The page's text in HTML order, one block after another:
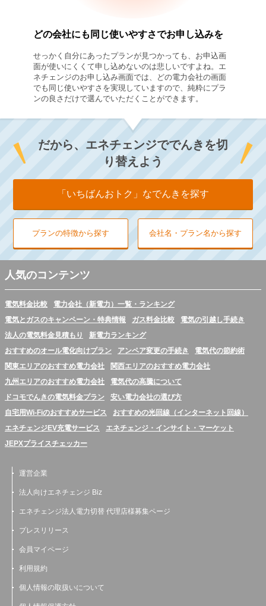
どの会社にも同じ使いやすさでお申し込みを
せっかく自分にあったプランが見つかっても、お申込画
面が使いにくくて申し込めないのは悲しいですよね。エ
ネチェンジのお申し込み画面では、どの電力会社の画面
でも同じ使いやすさを実現していますので、純粋にプラ
ンの良さだけで選んでいただくことができます。
だから、エネチェンジででんきを切
り替えよう
「いちばんおトク」なでんきを探す
プランの特徴から探す 会社名・プラン名から探す
人気のコンテンツ
電気料金比較
電力会社（新電力）一覧・ランキング
電気とガスのキャンペーン・特典情報
ガス料金比較
電気の引越し手続き
法人の電気料金見積もり
新電力ランキング
おすすめのオール電化向けプラン
アンペア変更の手続き
電気代の節約術
関東エリアのおすすめ電力会社
関西エリアのおすすめ電力会社
九州エリアのおすすめ電力会社
電気代の高騰について
ドコモでんきの電気料金プラン
安い電力会社の選び方
自宅用Wi-Fiのおすすめサービス
おすすめの光回線（インターネット回線）
エネチェンジEV充電サービス
エネチェンジ・インサイト・マーケット
JEPXプライスチェッカー
運営企業
法人向けエネチェンジ Biz
エネチェンジ法人電力切替 代理店様募集ページ
プレスリリース
会員マイページ
利用規約
個人情報の取扱いについて